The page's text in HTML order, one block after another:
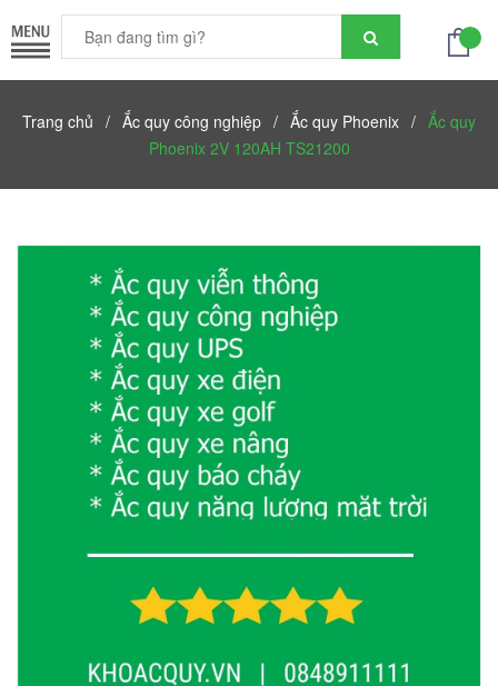
Trang chủ / Ắc quy công nghiệp / Ắc quy Phoenix / Ắc quy
Phoenix 2V 120AH TS21200